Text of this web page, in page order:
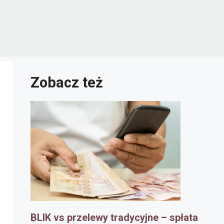
Zobacz też
BLIK vs przelewy tradycyjne – spłata